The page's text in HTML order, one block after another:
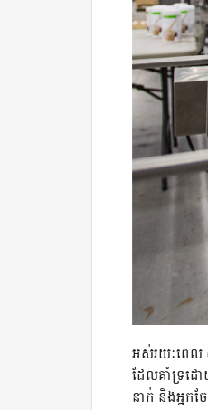
អស់រយៈពេល ៤
ដែលគាំទ្រដ
នាក់ និងអ្នក